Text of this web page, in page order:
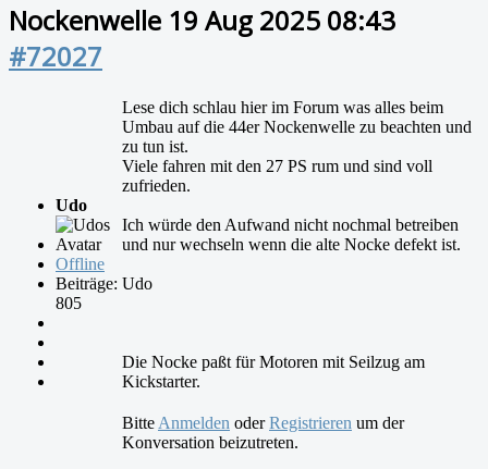
Nockenwelle 19 Aug 2025 08:43
#72027
Udo
Offline
Beiträge:
805
Lese dich schlau hier im Forum was alles beim
Umbau auf die 44er Nockenwelle zu beachten und
zu tun ist.
Viele fahren mit den 27 PS rum und sind voll
zufrieden.
Ich würde den Aufwand nicht nochmal betreiben
und nur wechseln wenn die alte Nocke defekt ist.
Udo
Die Nocke paßt für Motoren mit Seilzug am
Kickstarter.
BitteAnmelden oderRegistrieren um der
Konversation beizutreten.